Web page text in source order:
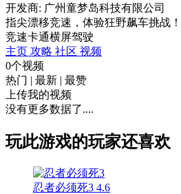
开发商: 广州童梦岛科技有限公司
指尖漂移竞速，体验狂野飙车挑战！
竞速卡通横屏驾驶
主页 攻略 社区 视频
0个视频
热门 | 最新 | 最赞
上传我的视频
没有更多数据了....
玩此游戏的玩家还喜欢
忍者必须死3 4.6